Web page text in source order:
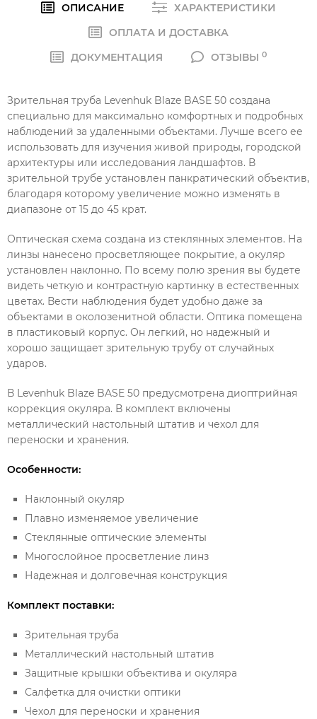
ОПИСАНИЕ
ХАРАКТЕРИСТИКИ
ОПЛАТА И ДОСТАВКА
ДОКУМЕНТАЦИЯ
ОТЗЫВЫ0
Зрительная труба Levenhuk Blaze BASE 50 создана
специально для максимально комфортных и подробных
наблюдений за удаленными объектами. Лучше всего ее
использовать для изучения живой природы, городской
архитектуры или исследования ландшафтов. В
зрительной трубе установлен панкратический объектив,
благодаря которому увеличение можно изменять в
диапазоне от 15 до 45 крат.
Оптическая схема создана из стеклянных элементов. На
линзы нанесено просветляющее покрытие, а окуляр
установлен наклонно. По всему полю зрения вы будете
видеть четкую и контрастную картинку в естественных
цветах. Вести наблюдения будет удобно даже за
объектами в околозенитной области. Оптика помещена
в пластиковый корпус. Он легкий, но надежный и
хорошо защищает зрительную трубу от случайных
ударов.
В Levenhuk Blaze BASE 50 предусмотрена диоптрийная
коррекция окуляра. В комплект включены
металлический настольный штатив и чехол для
переноски и хранения.
Особенности:
Наклонный окуляр
Плавно изменяемое увеличение
Стеклянные оптические элементы
Многослойное просветление линз
Надежная и долговечная конструкция
Комплект поставки:
Зрительная труба
Металлический настольный штатив
Защитные крышки объектива и окуляра
Салфетка для очистки оптики
Чехол для переноски и хранения